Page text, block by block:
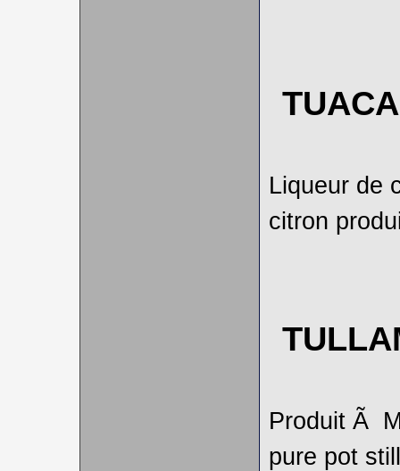
TUACA
Liqueur de
citron
Produit Ã
pure pot